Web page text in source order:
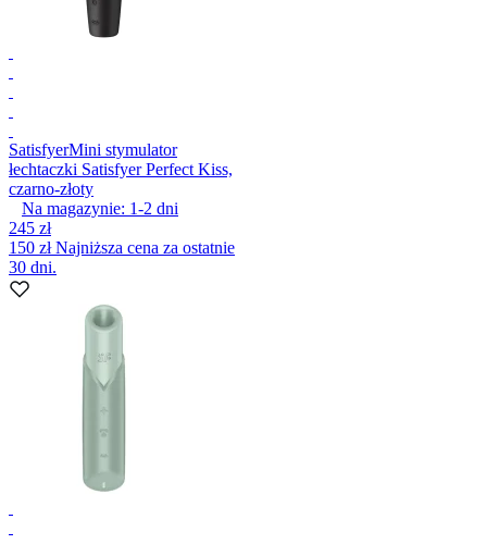
SatisfyerMini stymulator
łechtaczki Satisfyer Perfect Kiss,
czarno-złoty
Na magazynie: 1-2 dni
245 zł
150 złNajniższa cena za ostatnie
30 dni.